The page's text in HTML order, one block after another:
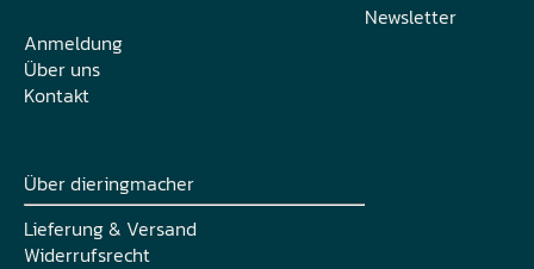
Newsletter
Anmeldung
Über uns
Kontakt
Über dieringmacher
Lieferung & Versand
Widerrufsrecht